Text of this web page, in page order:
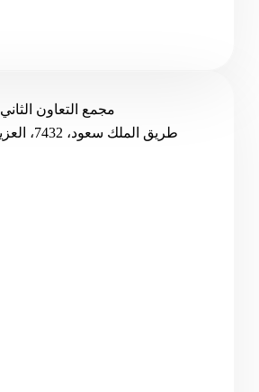
مجمع التعاون الثاني
طريق الملك سعود، 7432، العزيزية، الخرج